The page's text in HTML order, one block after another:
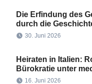
Die Erfindung des
durch die
30. Juni 2026
Heiraten in Italien:
Bürokratie unter
16. Juni 2026